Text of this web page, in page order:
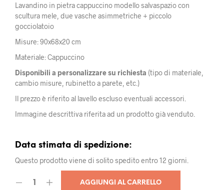
Lavandino in pietra cappuccino modello salvaspazio con
scultura mele, due vasche asimmetriche + piccolo
gocciolatoio
Misure: 90x68x20 cm
Materiale: Cappuccino
Disponibili a personalizzare su richiesta (tipo di materiale,
cambio misure, rubinetto a parete, etc.)
Il prezzo è riferito al lavello escluso eventuali accessori.
Immagine descrittiva riferita ad un prodotto già venduto.
Data stimata di spedizione:
Questo prodotto viene di solito spedito entro 12 giorni.
AGGIUNGI AL CARRELLO